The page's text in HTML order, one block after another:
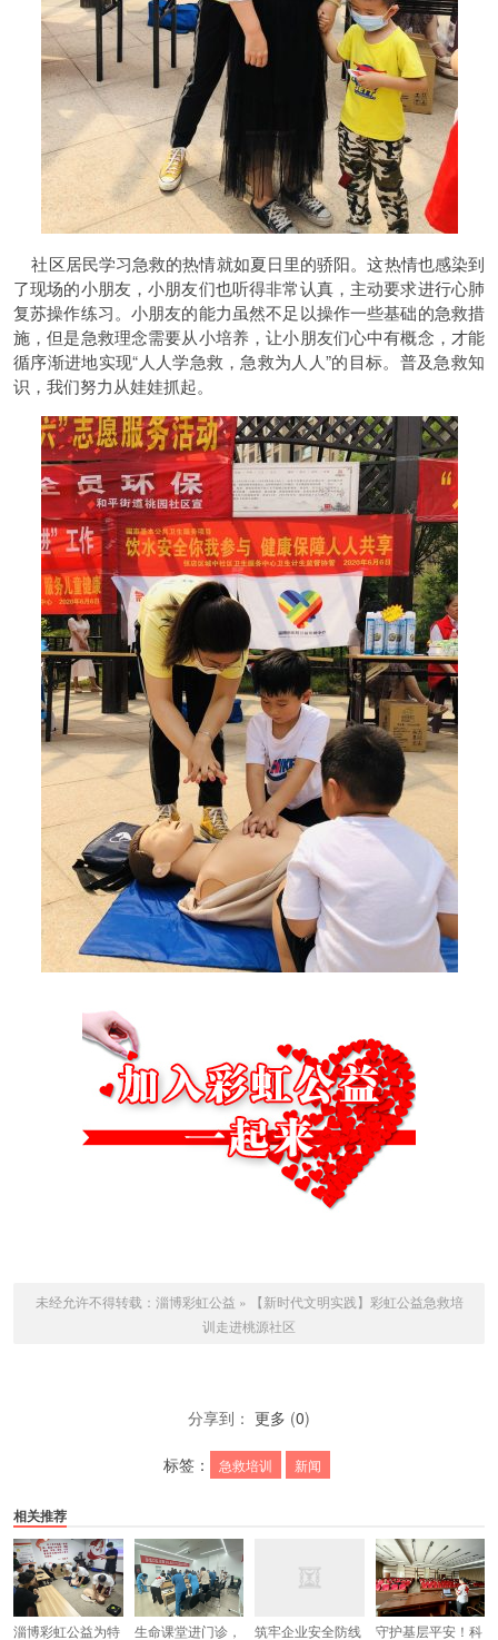
社区居民学习急救的热情就如夏日里的骄阳。这热情也感染到
了现场的小朋友，小朋友们也听得非常认真，主动要求进行心肺
复苏操作练习。小朋友的能力虽然不足以操作一些基础的急救措
施，但是急救理念需要从小培养，让小朋友们心中有概念，才能
循序渐进地实现“人人学急救，急救为人人”的目标。普及急救知
识，我们努力从娃娃抓起。
未经允许不得转载： 淄博彩虹公益 »
【新时代文明实践】彩虹公益急救培
训走进桃源社区
分享到： 更多 (0)
标签： 急救培训 新闻
相关推荐
淄博彩虹公益为特
生命课堂进门诊，
筑牢企业安全防线
守护基层平安！科